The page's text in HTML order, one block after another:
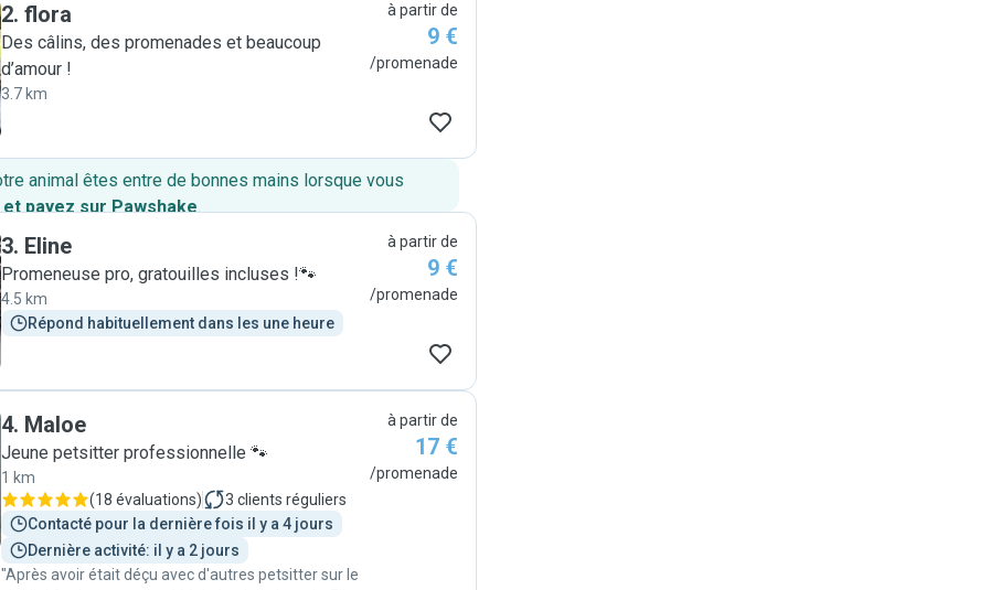
2. flora
Des câlins, des promenades et beaucoup
d’amour !
3.7 km
à partir de
9 €
/promenade
animal êtes entre de bonnes mains lorsque vous
payez sur Pawshake.
3. Eline
Promeneuse pro, gratouilles incluses !🐾
4.5 km
Répond habituellement dans les une heure
à partir de
9 €
/promenade
4. Maloe
Jeune petsitter professionnelle 🐾
1 km
(18 évaluations) 3 clients réguliers
Contacté pour la dernière fois il y a 4 jours
Dernière activité: il y a 2 jours
"Après avoir était déçu avec d'autres petsitter sur le
à partir de
17 €
/promenade